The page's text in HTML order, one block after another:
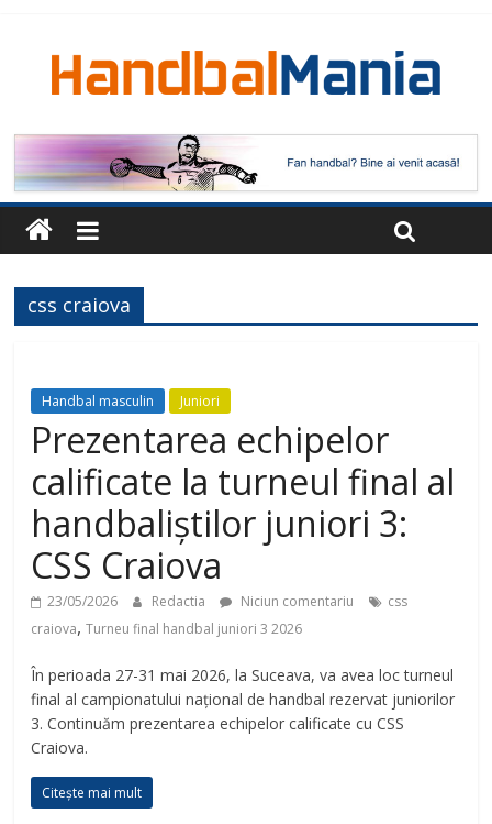
css craiova
Handbal masculin Juniori
Prezentarea echipelor
calificate la turneul final al
handbaliștilor juniori 3:
CSS Craiova
23/05/2026 Redactia Niciun comentariu
css
craiova,Turneu final handbal juniori 3 2026
În perioada 27-31 mai 2026, la Suceava, va avea loc turneul
final al campionatului național de handbal rezervat juniorilor
3. Continuăm prezentarea echipelor calificate cu CSS
Craiova.
Citește mai mult